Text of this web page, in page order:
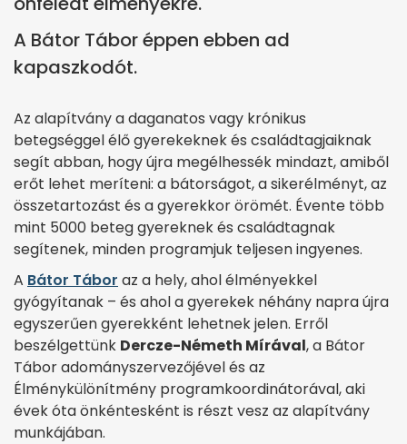
A Bátor Tábor éppen ebben ad
kapaszkodót.
Az alapítvány a daganatos vagy krónikus
betegséggel élő gyerekeknek és családtagjaiknak
segít abban, hogy újra megélhessék mindazt, amiből
erőt lehet meríteni: a bátorságot, a sikerélményt, az
összetartozást és a gyerekkor örömét. Évente több
mint 5000 beteg gyereknek és családtagnak
segítenek, minden programjuk teljesen ingyenes.
A Bátor Tábor az a hely, ahol élményekkel
gyógyítanak – és ahol a gyerekek néhány napra újra
egyszerűen gyerekként lehetnek jelen. Erről
beszélgettünk Dercze-Németh Mírával, a Bátor
Tábor adományszervezőjével és az
Élménykülönítmény programkoordinátorával, aki
évek óta önkéntesként is részt vesz az alapítvány
munkájában.